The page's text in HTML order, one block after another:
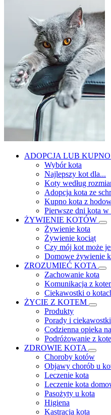
ADOPCJA LUB
Wybór kota
Najlepszy kot dla...
Koty według
Adopcja kota ze
Kupno kota z
Pierwsze dni kota w
ŻYWIENIE KOTÓW
Żywienie kota
Żywienie kociąt
Czy mój kot może
Domowe żywienie
ZROZUMIEĆ KOTA
Zachowanie kota
Komunikacja z
Ciekawostki o
ŻYCIE Z KOTEM
Produkty
Porady i ciekawostki
Codzienna opieka
Podróżowanie z
ZDROWIE KOTA
Choroby kotów
Objawy chorób u
Leczenie kota
Leczenie kota
Pasożyty u kota
Higiena
Kastracja kota